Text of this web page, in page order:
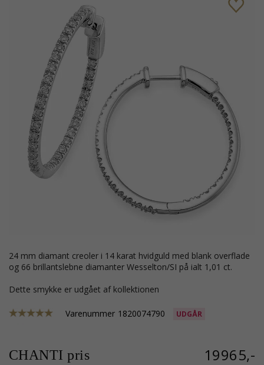
24 mm diamant creoler i 14 karat hvidguld med blank overflade
og 66 brillantslebne diamanter Wesselton/SI på ialt 1,01 ct.
Dette smykke er udgået af kollektionen
Varenummer 1820074790 UDGÅR
CHANTI pris 19965,-